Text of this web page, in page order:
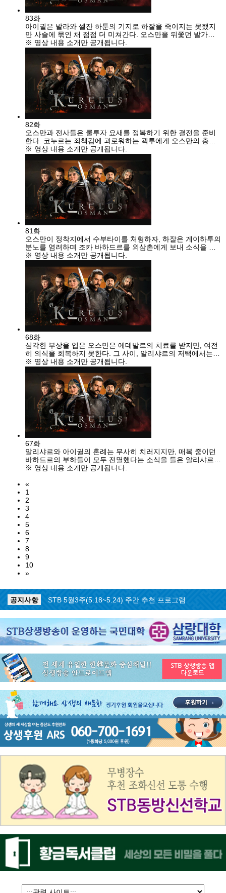
83화
아이귈은 발라와 셀잔 하툰의 기지로 하잘을 죽이지는 못했지
만 사슬에 묶인 채 점점 더 미쳐간다. 오스만을 뒤쫓던 발가이
는 괵투의 손에 죽임을 당하고, 밤시를 따돌린 소피아는 오스만
※ 영상 내용 소개만 공개됩니다.
82화
오스만과 전사들은 쿨루자 요새를 정복하기 위한 결전을 준비
한다. 코누르는 죄책감에 괴로워하는 괵투에게 오스만의 충직
한 전사가 될 것을 유언으로 남기고, 전사들에게 작별을 고한
오스만이 법전을 들고 게이하투에게 간다는 거짓말로 발가이와
소피아를 요새 밖으로 유인한다.
※ 영상 내용 소개만 공개됩니다.
81화
오스만이 정착지에서 수부타이를 처형하자, 하잘은 게이하투의
분노를 염려하며 조카 바하드르를 외삼촌에게 보내 소식을 전
하게 한다. 하잘은 오스만을 제거하고 뒨다르를 다시 족장 자리
하려 한다.
※ 영상 내용 소개만 공개됩니다.
68화
심각한 부상을 입은 오스만은 에데발르의 치료를 받지만, 여전
히 의식을 회복하지 못한다. 그 사이, 알리샤르의 저택에서는
카이족과 알리샤르 사이의 대치가 계속된다.
※ 영상 내용 소개만 공개됩니다.
67화
알리샤르와 아이귈의 혼례는 무사히 치러지지만, 매복 중이던
바하드르의 부하들이 모두 전멸했다는 소식을 들은 알리샤르와
뒨다르는 결투를 준비한다. 그러나 오히려 귄뒤즈와 밤시가 먼
※ 영상 내용 소개만 공개됩니다.
«
1
2
3
4
5
6
7
8
9
10
»
공지사항 ON AIR 서비스 장애 복구 안내
공지사항
STB 5월4주(5.25~5.31) 주간 추천 프로그램
공지사항
STB 5월3주(5.18~5.24) 주간 추천 프로그램
공지사항
STB 4월마지막주(4.27~5.3) 주간 추천 프로그램
STB 4월4주(4.20~4.26) 주간 추천 프로그램
공지사항
STB 4월2주(4.6~4.12) 주간 추천 프로그램
공지사항
STB 4월1주(3.30~4.5) 주간 추천 프로그램
공지사항
STB 3월4주(3.23~3.29) 주간 추천 프로그램